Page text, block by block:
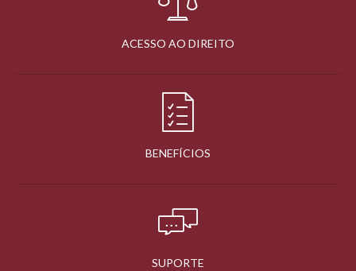
ACESSO AO DIREITO
BENEFÍCIOS
SUPORTE